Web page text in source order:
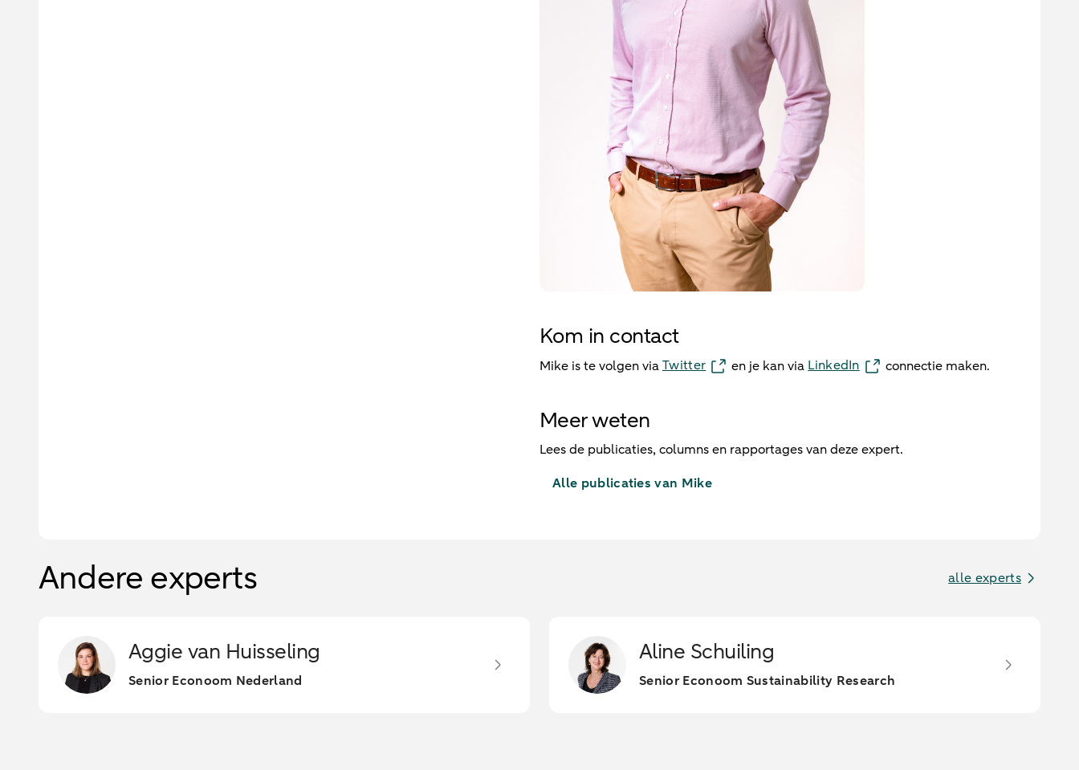
Kom in contact
Mike is te volgen viaTwitter en je kan viaLinkedIn connectie maken.
Meer weten
Lees de publicaties, columns en rapportages van deze expert.
Alle publicaties van Mike
Andere experts alle experts
Aggie van Huisseling
Senior Econoom Nederland
Aline Schuiling
Senior Econoom Sustainability Research